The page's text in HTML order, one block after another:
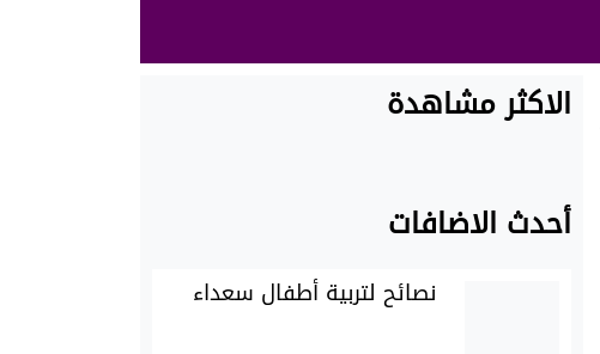
الاكثر مشاهدة
أحدث الاضافات
نصائح لتربية أطفال سعداء